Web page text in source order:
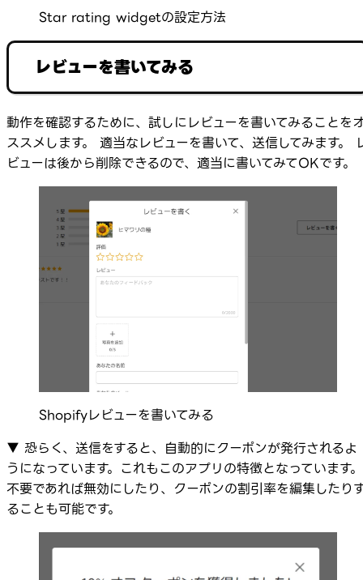
Star rating widgetの設定方法
レビューを書いてみる
動作を確認するために、試しにレビューを書いてみることを
ススメします。 適当なレビューを書いて、送信してみます。
ビューは後から削除できるので、適当に書いてみてOKです。
Shopifyレビューを書いてみる
▼ 恐らく、送信をすると、自動的にクーポンが発行されるよ
うになっています。これもこのアプリの特徴となっています。
不要であれば無効にしたり、クーポンの割引率を編集したり
ることも可能です。